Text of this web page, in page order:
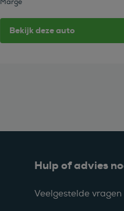
Marge
Bekijk deze auto
Hulp of advies
Veelgestelde vragen